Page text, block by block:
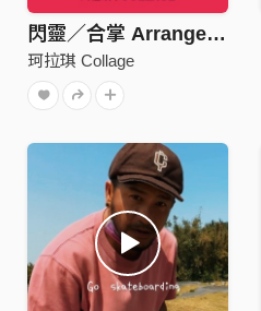
閃靈／合掌 Arranged Cover
珂拉琪 Collage